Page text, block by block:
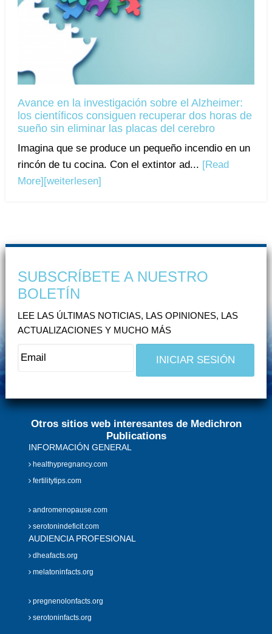
Avance en la investigación sobre el Alzheimer:
los científicos consiguen recuperar dos horas de
sueño sin eliminar las placas del cerebro
Imagina que se produce un pequeño incendio en un
rincón de tu cocina. Con el extintor ad... [Read
More][weiterlesen]
SUBSCRÍBETE A NUESTRO
BOLETÍN
LEE LAS ÚLTIMAS NOTICIAS, LAS OPINIONES, LAS
ACTUALIZACIONES Y MUCHO MÁS
Otros sitios web interesantes de Medichron
Publications
INFORMACIÓN GENERAL
healthypregnancy.com
fertilitytips.com
andromenopause.com
serotonindeficit.com
AUDIENCIA PROFESIONAL
dheafacts.org
melatoninfacts.org
pregnenolonfacts.org
serotoninfacts.org